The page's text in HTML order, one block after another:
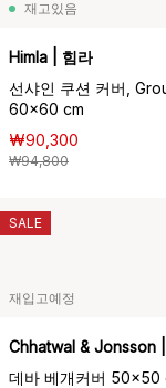
재고있음
Himla | 힘라
선샤인 쿠션 커버,
60x60 cm
₩90,300
₩94,800
재입고예정
Chhatwal & Jonsson
데바 베개커버 50x50
SALE